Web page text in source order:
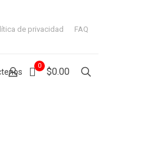
de privacidad FAQ
0
$0.00